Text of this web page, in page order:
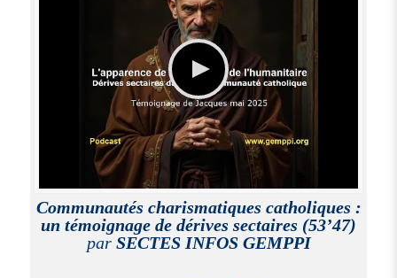
Communautés charismatiques catholiques :
un témoignage de dérives sectaires (53’47)
par SECTES INFOS GEMPPI